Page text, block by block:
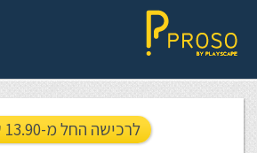
לרכישה החל מ-13.90 ש"ח